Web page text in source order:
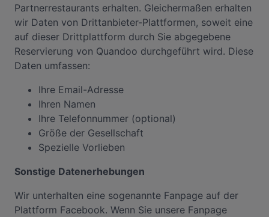
Partnerrestaurants erhalten. Gleichermaßen erhalten
wir Daten von Drittanbieter-Plattformen, soweit eine
auf dieser Drittplattform durch Sie abgegebene
Reservierung von Quandoo durchgeführt wird. Diese
Daten umfassen:
Ihre Email-Adresse
Ihren Namen
Ihre Telefonnummer (optional)
Größe der Gesellschaft
Spezielle Vorlieben
Sonstige Datenerhebungen
Wir unterhalten eine sogenannte Fanpage auf der
Plattform Facebook. Wenn Sie unsere Fanpage